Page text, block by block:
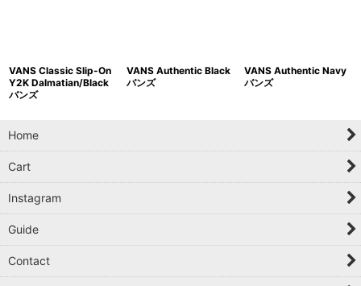
VANS Classic Slip-On
Y2K Dalmatian/Black
バンズ
VANS Authentic Black
バンズ
VANS Authentic Navy
バンズ
Home
Cart
Instagram
Guide
Contact